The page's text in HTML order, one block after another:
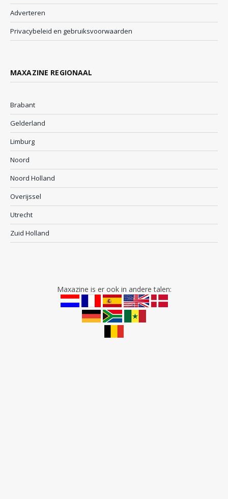
Adverteren
Privacybeleid en gebruiksvoorwaarden
MAXAZINE REGIONAAL
Brabant
Gelderland
Limburg
Noord
Noord Holland
Overijssel
Utrecht
Zuid Holland
Maxazine is er ook in andere talen: